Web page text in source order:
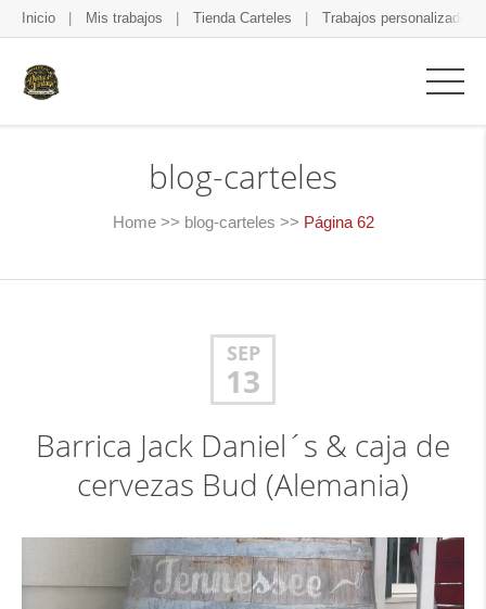
Inicio Mis trabajos Tienda Carteles Trabajos personalizados
blog-carteles
Home >> blog-carteles >> Página 62
SEP
13
Barrica Jack Daniel´s & caja de
cervezas Bud (Alemania)